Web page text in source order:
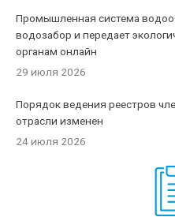
Промышленная система
водозабор и передает
органам онлайн
29 июля 2026
Порядок ведения реестров
отрасли изменен
24 июля 2026